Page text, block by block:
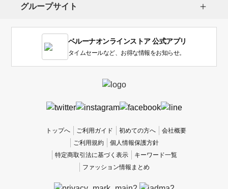
い
グループサイト
ベルーナオンラインストア 公式アプリ
タイムセールなど、お得な情報をお知らせ。
トップへ ご利用ガイド 初めての方へ
会社概要
ご利用規約
個人情報保護方針
特定商取引法に基づく表示
キーワード一覧
ファッション情報まとめ